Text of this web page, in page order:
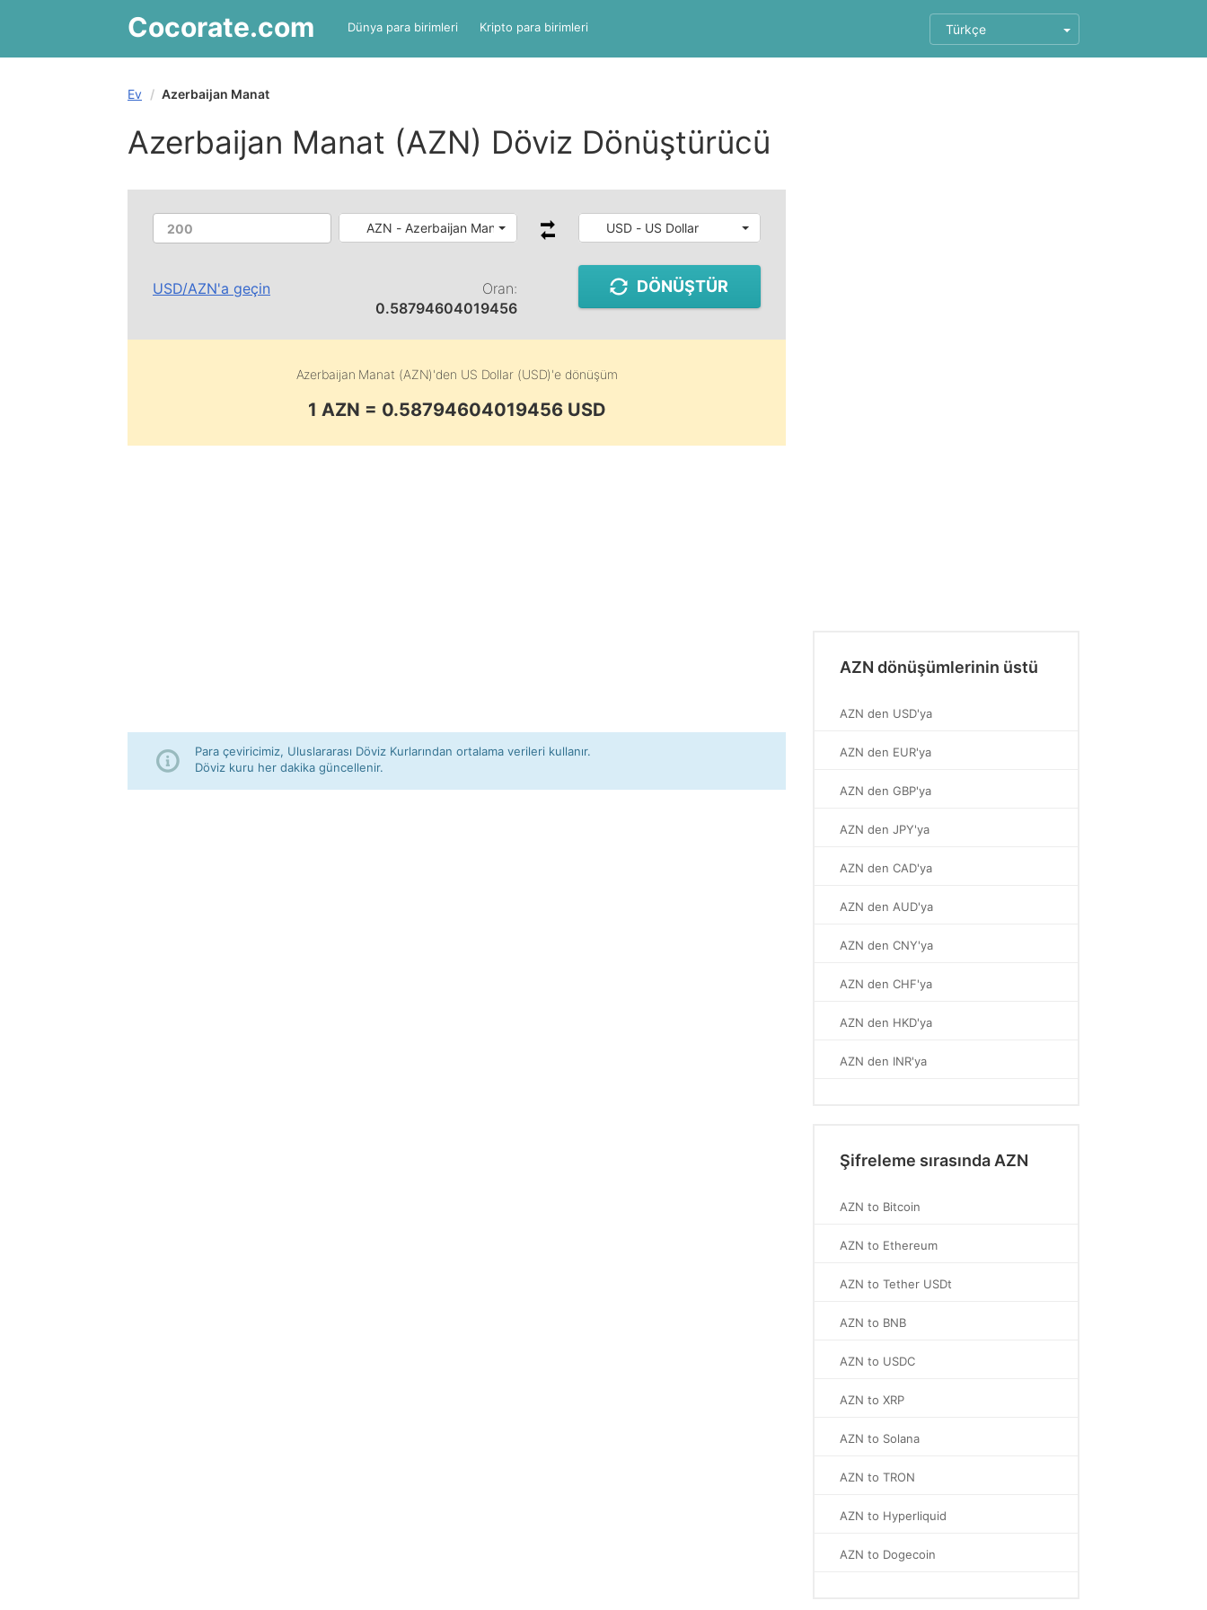
Cocorate.com Dünya para birimleri Kripto para birimleri Türkçe
Ev Azerbaijan Manat
Azerbaijan Manat (AZN) Döviz Dönüştürücü
AZN - Azerbaijan Manat USD - US Dollar
USD/AZN'a geçin
Oran:
0.58794604019456
DÖNÜŞTÜR
Azerbaijan Manat (AZN)'den US Dollar (USD)'e dönüşüm
1 AZN = 0.58794604019456 USD
Para çeviricimiz, Uluslararası Döviz Kurlarından ortalama verileri kullanır.
Döviz kuru her dakika güncellenir.
AZN dönüşümlerinin üstü
AZN den USD'ya
AZN den EUR'ya
AZN den GBP'ya
AZN den JPY'ya
AZN den CAD'ya
AZN den AUD'ya
AZN den CNY'ya
AZN den CHF'ya
AZN den HKD'ya
AZN den INR'ya
Şifreleme sırasında AZN
AZN to Bitcoin
AZN to Ethereum
AZN to Tether USDt
AZN to BNB
AZN to USDC
AZN to XRP
AZN to Solana
AZN to TRON
AZN to Hyperliquid
AZN to Dogecoin